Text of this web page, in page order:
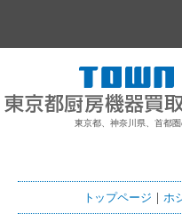
東京都、神奈川県、首都
トップページ |ホ